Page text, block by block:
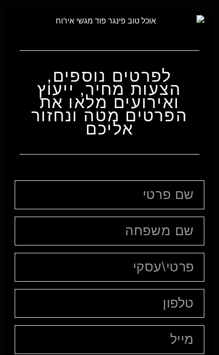
לפרטים נוספים,
הצעות מחיר, ייעוץ
ואירועים מלאו את
הפרטים מטה ונחזור
אליכם